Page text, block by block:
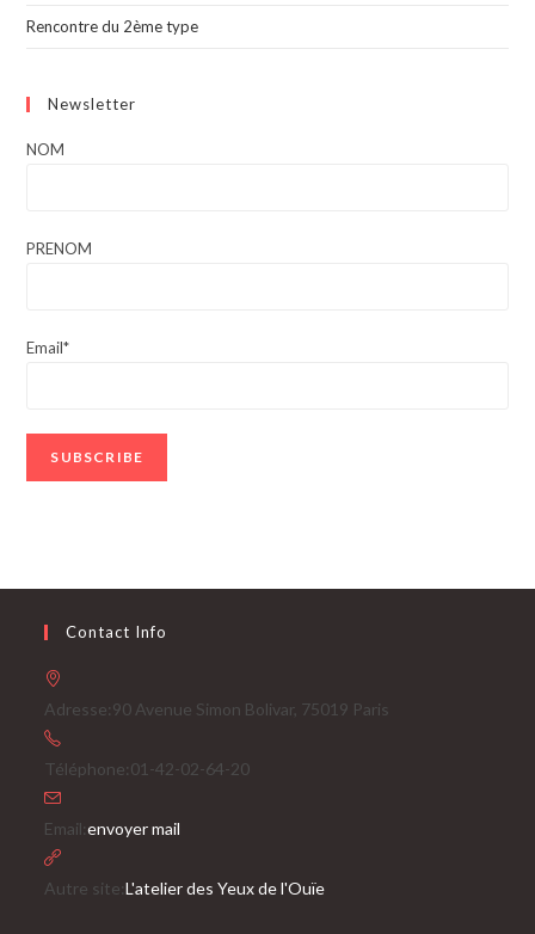
Rencontre du 2ème type
Newsletter
NOM
PRENOM
Email*
Contact Info
Adresse:90 Avenue Simon Bolivar, 75019 Paris
Téléphone:01-42-02-64-20
Email:envoyer mail
votre
Autre site:L'atelier des Yeux de l'Ouïe